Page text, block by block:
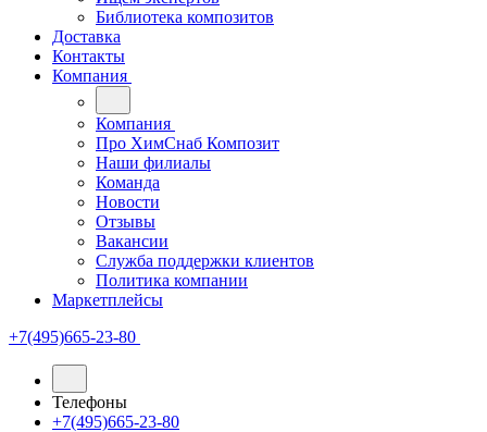
Библиотека композитов
Доставка
Контакты
Компания
Компания
Про ХимСнаб Композит
Наши филиалы
Команда
Новости
Отзывы
Вакансии
Служба поддержки клиентов
Политика компании
Маркетплейсы
+7(495)665-23-80
Телефоны
+7(495)665-23-80